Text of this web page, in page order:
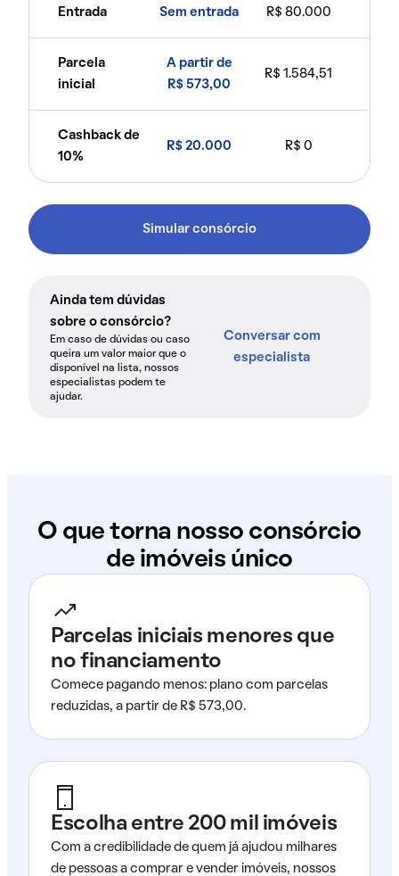
Entrada Sem entrada R$ 80.000
Parcela
inicial
A partir de
R$ 573,00
R$ 1.584,51
Cashback de
10%
R$ 20.000 R$ 0
Simular consórcio
Ainda tem dúvidas
sobre o consórcio?
Em caso de dúvidas ou caso
queira um valor maior que o
disponível na lista, nossos
especialistas podem te
ajudar.
Conversar com
especialista
O que torna nosso consórcio
de imóveis único
Parcelas iniciais menores que
no financiamento
Comece pagando menos: plano com parcelas
reduzidas, a partir de R$ 573,00.
Escolha entre 200 mil imóveis
Com a credibilidade de quem já ajudou milhares
de pessoas a comprar e vender imóveis, nossos